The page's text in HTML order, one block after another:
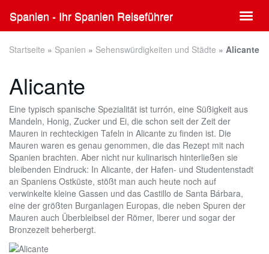
main
Spanien - Ihr Spanien Reiseführer
Startseite » Spanien » Sehenswürdigkeiten und Städte » Alicante
Alicante
Eine typisch spanische Spezialität ist turrón, eine Süßigkeit aus
Mandeln, Honig, Zucker und Ei, die schon seit der Zeit der
Mauren in rechteckigen Tafeln in Alicante zu finden ist. Die
Mauren waren es genau genommen, die das Rezept mit nach
Spanien brachten. Aber nicht nur kulinarisch hinterließen sie
bleibenden Eindruck: In Alicante, der Hafen- und Studentenstadt
an Spaniens Ostküste, stößt man auch heute noch auf
verwinkelte kleine Gassen und das Castillo de Santa Bárbara,
eine der größten Burganlagen Europas, die neben Spuren der
Mauren auch Überbleibsel der Römer, Iberer und sogar der
Bronzezeit beherbergt.